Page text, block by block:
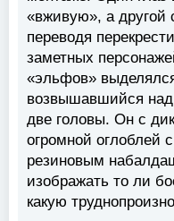
«вживую», а другой
переводя
заметных
«эльфов»
возвышавшийся
две головы. Он с
огромной оглоблей
резиновым
изображать то ли
какую